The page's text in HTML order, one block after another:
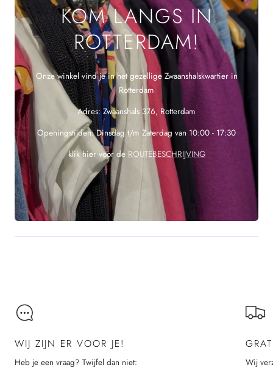
KOM LANGS IN
ROTTERDAM!
Onze winkel vind je in het gezellige Zwaanshalskwartier in
Rotterdam
Adres: Zwaanshals 376, Rotterdam
Openingstijden: Dinsdag t/m Zaterdag van 10:00 - 17:30
klik hier voor de ROUTEBESCHRIJVING
WIJ ZIJN ER VOOR JE!
Heb je een vraag? Twijfel dan niet:
Wij